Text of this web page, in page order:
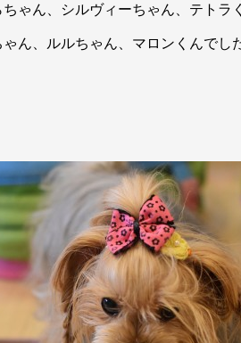
ゃん、シルヴィーちゃん、テトラ
ん、ルルちゃん、マロンくんでし